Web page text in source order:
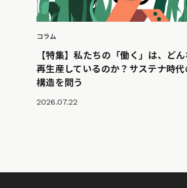
コラム
【特集】私たちの「働く」は、ど
再生産しているのか？サステナ時
構造を問う
2026.07.22